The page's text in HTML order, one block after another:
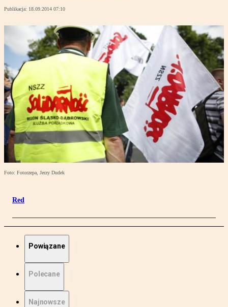
Publikacja: 18.09.2014 07:10
Foto: Fotorzepa, Jerzy Dudek
Red
Powiązane
Polecane
Najnowsze